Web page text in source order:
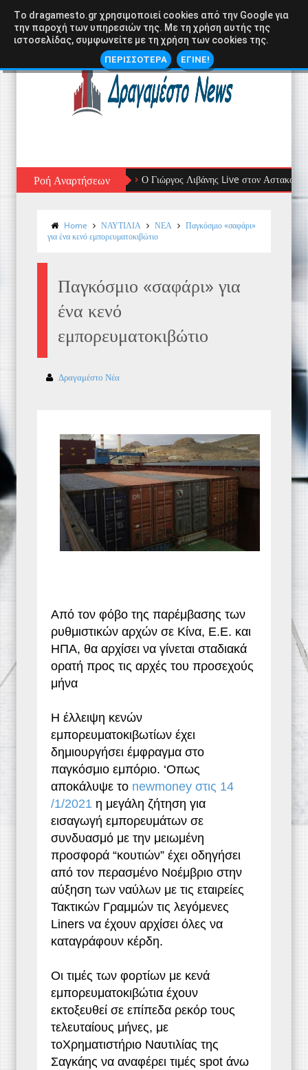
Ροή ΑναρτήσεωνΟ Γιώργος Λιβάνης Live στον Αστακό: Μια
Home ΝΑΥΤΙΛΙΑ ΝΕΑ
Παγκόσμιο «σαφάρι»
για ένα κενό εμπορευματοκιβώτιο
Παγκόσμιο «σαφάρι» για
ένα κενό
εμπορευματοκιβώτιο
Δραγαμέστο Νέα
Από τον φόβο της παρέμβασης των
ρυθμιστικών αρχών σε Κίνα, Ε.Ε. και
ΗΠΑ, θα αρχίσει να γίνεται σταδιακά
ορατή προς τις αρχές του προσεχούς
μήνα
H έλλειψη κενών
εμπορευματοκιβωτίων έχει
δημιουργήσει έμφραγμα στο
παγκόσμιο εμπόριο. ‘Οπως
αποκάλυψε το newmoney στις 14
/1/2021 η μεγάλη ζήτηση για
εισαγωγή εμπορευμάτων σε
συνδυασμό με την μειωμένη
προσφορά “κουτιών” έχει οδηγήσει
από τον περασμένο Νοέμβριο στην
αύξηση των ναύλων με τις εταιρείες
Τακτικών Γραμμών τις λεγόμενες
Liners να έχουν αρχίσει όλες να
καταγράφουν κέρδη.
Οι τιμές των φορτίων με κενά
εμπορευματοκιβώτια έχουν
εκτοξευθεί σε επίπεδα ρεκόρ τους
τελευταίους μήνες, με
τοΧρηματιστήριο Ναυτιλίας της
Σαγκάης να αναφέρει τιμές spot άνω
Tο dragamesto.gr χρησιμοποιεί cookies από την Google για
την παροχή των υπηρεσιών της. Με τη χρήση αυτής της
ιστοσελίδας, συμφωνείτε με τη χρήση των cookies της.
ΠΕΡΙΣΣΟΤΕΡΑ ΕΓΙΝΕ!